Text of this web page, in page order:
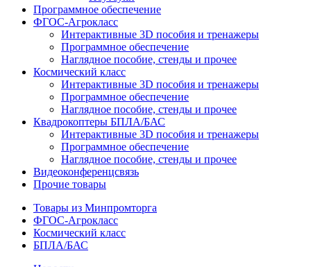
Программное обеспечение
ФГОС-Агрокласс
Интерактивные 3D пособия и тренажеры
Программное обеспечение
Наглядное пособие, стенды и прочее
Космический класс
Интерактивные 3D пособия и тренажеры
Программное обеспечение
Наглядное пособие, стенды и прочее
Квадрокоптеры БПЛА/БАС
Интерактивные 3D пособия и тренажеры
Программное обеспечение
Наглядное пособие, стенды и прочее
Видеоконференцсвязь
Прочие товары
Товары из Минпромторга
ФГОС-Агрокласс
Космический класс
БПЛА/БАС